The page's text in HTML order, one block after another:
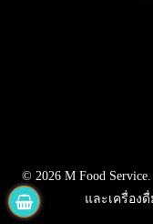
© 2026 M Food
และเครื่องดื่